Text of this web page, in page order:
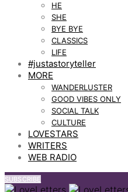
HE
SHE
BYE BYE
CLASSICS
LIFE
#justastoryteller
MORE
WANDERLUSTER
GOOD VIBES ONLY
SOCIAL TALK
CULTURE
LOVESTARS
WRITERS
WEB RADIO
SUBSCRIBE